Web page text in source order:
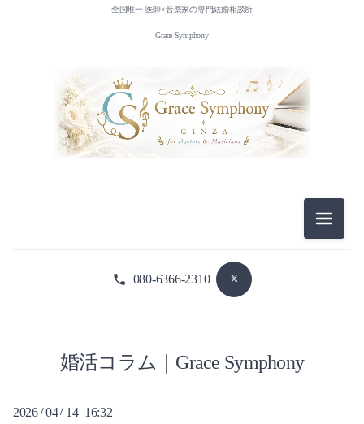
080-6366-2310
全国唯一 医師×音楽家の専門結婚相談所
Grace Symphony
メニュ
婚活コラム｜Grace Symphony
2026/04/ 14 16:32